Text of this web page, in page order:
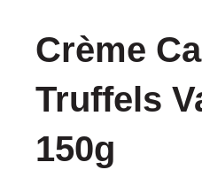
Crème
Truffels
150g